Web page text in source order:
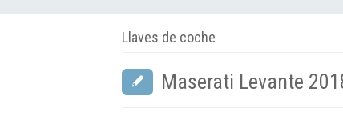
Llaves de coche
Maserati Levante